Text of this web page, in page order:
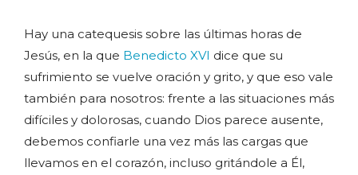
Hay una catequesis sobre las últimas horas de
Jesús, en la que Benedicto XVI dice que su
sufrimiento se vuelve oración y grito, y que eso vale
también para nosotros: frente a las situaciones más
difíciles y dolorosas, cuando Dios parece ausente,
debemos confiarle una vez más las cargas que
llevamos en el corazón, incluso gritándole a Él,